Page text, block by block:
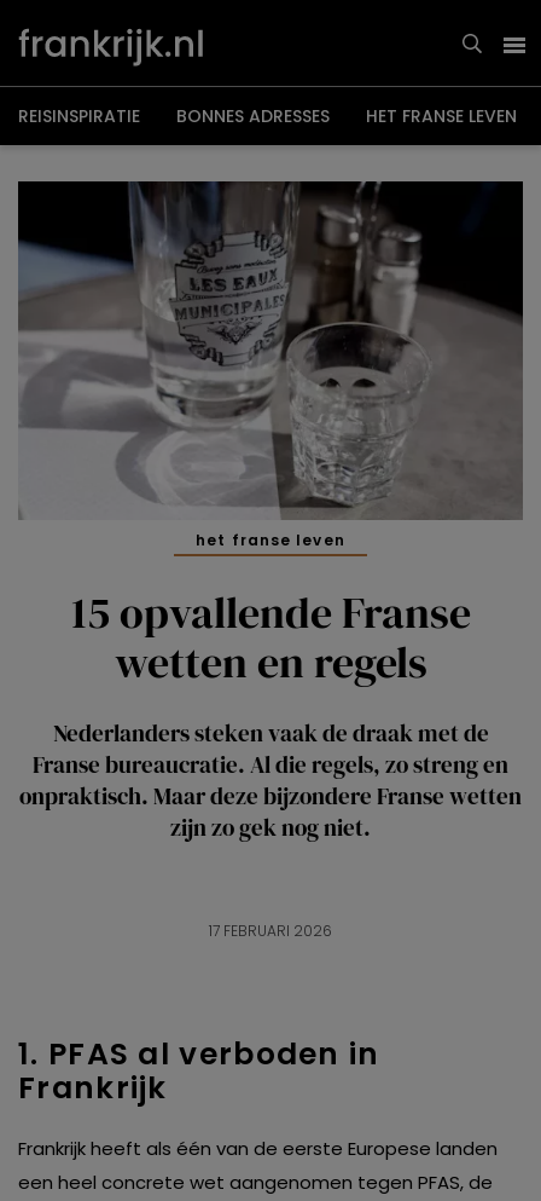
naar
inhoud
REISINSPIRATIE BONNES ADRESSES HET FRANSE LEVEN
het franse leven
15 opvallende Franse
wetten en regels
Nederlanders steken vaak de draak met de
Franse bureaucratie. Al die regels, zo streng en
onpraktisch. Maar deze bijzondere Franse wetten
zijn zo gek nog niet.
17 FEBRUARI 2026
1. PFAS al verboden in
Frankrijk
Frankrijk heeft als één van de eerste Europese landen
een heel concrete wet aangenomen tegen PFAS, de